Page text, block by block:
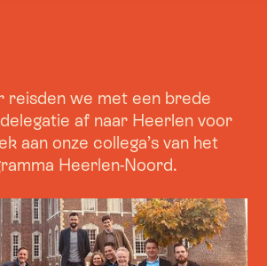
reisden we met een brede
af naar Heerlen voor
aan onze collega’s van het
Heerlen-Noord.